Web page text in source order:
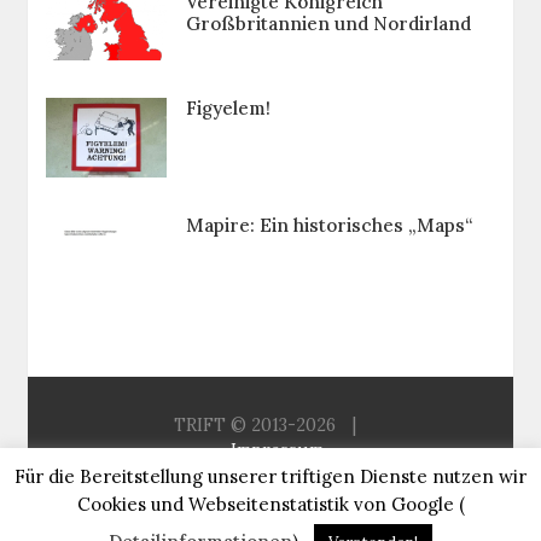
Großbritannien und Nordirland
Figyelem!
Mapire: Ein historisches „Maps“
TRIFT © 2013-2026
Impressum
Aus der Redaktion
Sitemap
About Trift
Für die Bereitstellung unserer triftigen Dienste nutzen wir
Cookies und Webseitenstatistik von Google (